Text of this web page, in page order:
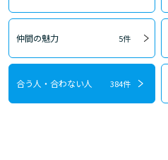
仲間の魅力 5件
合う人・合わない人 384件